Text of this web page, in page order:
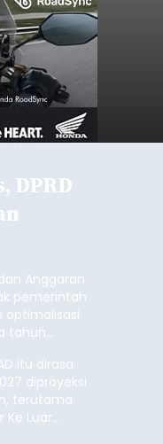
DPRD
Anggaran
pemerintah
optimalisasi
tahun
itu dirasa
diproyeksi
terutama
Luar